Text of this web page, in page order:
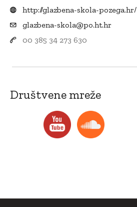
http://glazbena-skola-pozega.hr/
glazbena-skola@po.ht.hr
00 385 34 273 630
Društvene mreže